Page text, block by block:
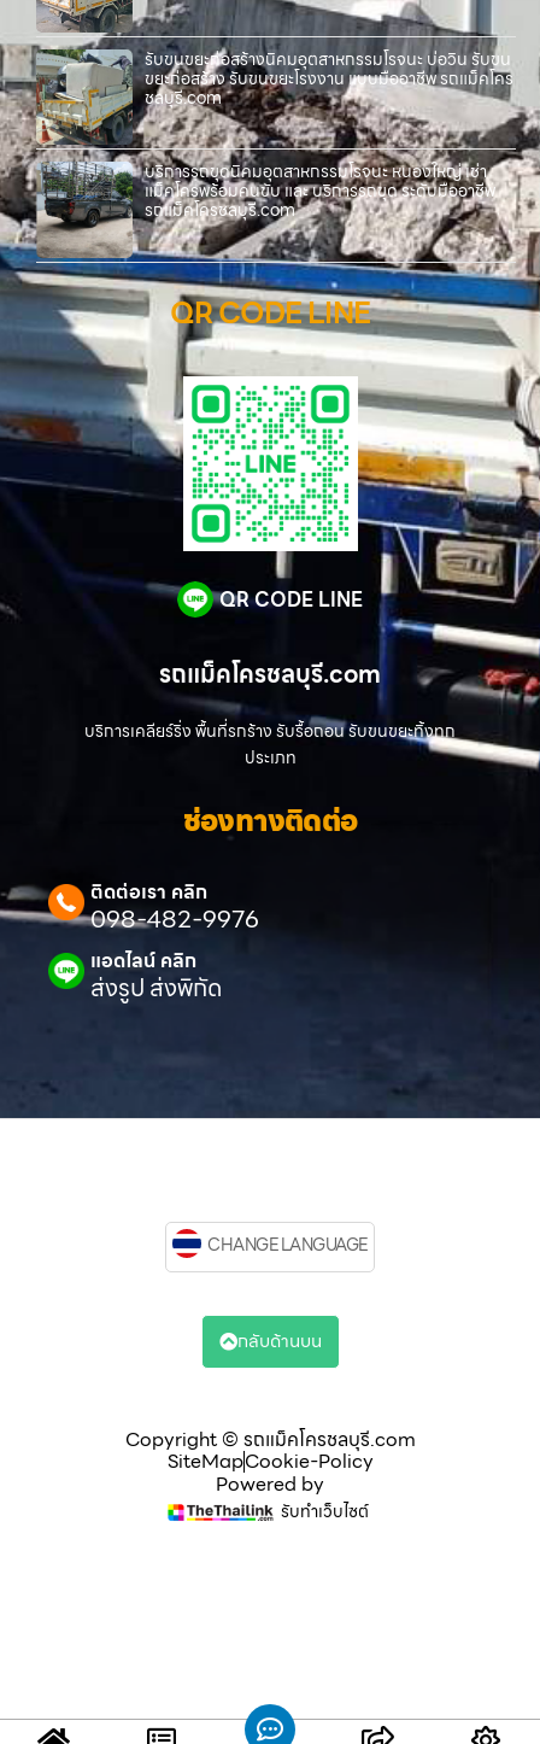
รับขนขยะก่อสร้างนิคมอุตสาหกรรมโรจนะ บ่อวิน รับขน
ขยะก่อสร้าง รับขนขยะโรงงาน แบบมืออาชีพ รถแม็คโคร
ชลบุรี.com
บริการรถขุดนิคมอุตสาหกรรมโรจนะ หนองใหญ่ เช่า
แม็คโครพร้อมคนขับ และ บริการรถขุด ระดับมืออาชีพ
รถแม็คโครชลบุรี.com
QR CODE LINE
QR CODE LINE
รถแม็คโครชลบุรี.com
บริการเคลียร์ริ่ง พื้นที่รกร้าง รับรื้อถอน รับขนขยะทิ้งทุก
ประเภท
ช่องทางติดต่อ
ติดต่อเรา คลิก
098-482-9976
แอดไลน์ คลิก
ส่งรูป ส่งพิกัด
Copyright © รถแม็คโครชลบุรี.com
SiteMapCookie-Policy
Powered by
รับทำเว็บไซต์
CHANGE LANGUAGE
กลับด้านบน